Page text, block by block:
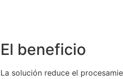
El beneficio
La solución reduce el